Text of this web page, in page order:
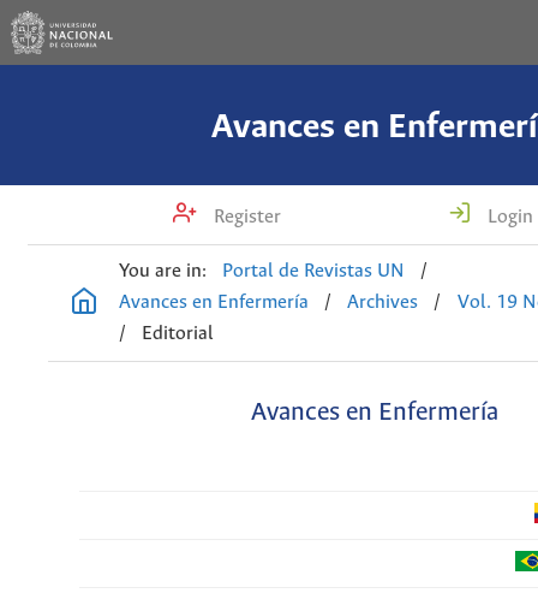
Avances en
Register Login
You are in: Portal de Revistas UN
/
Avances en Enfermería
/ Archives /
Vol. 19
/
Editorial
Avances en Enfermería